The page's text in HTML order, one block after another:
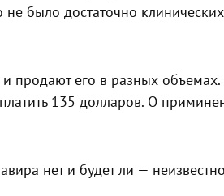
было достаточно
его в разных объемах.
135 долларов. О
нет и будет ли —